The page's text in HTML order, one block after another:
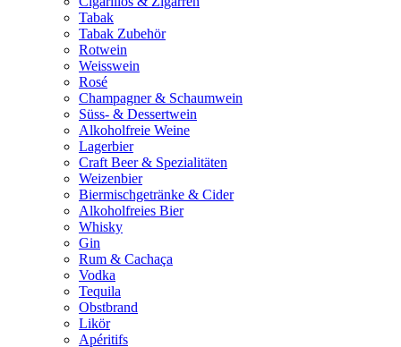
Tabak
Tabak Zubehör
Rotwein
Weisswein
Rosé
Champagner & Schaumwein
Süss- & Dessertwein
Alkoholfreie Weine
Lagerbier
Craft Beer & Spezialitäten
Weizenbier
Biermischgetränke & Cider
Alkoholfreies Bier
Whisky
Gin
Rum & Cachaça
Vodka
Tequila
Obstbrand
Likör
Apéritifs